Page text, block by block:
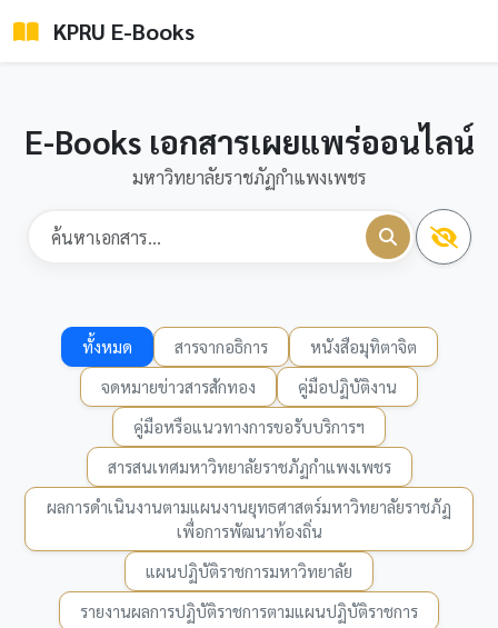
KPRU E-Books
E-Books เอกสารเผยแพร่ออนไลน์
มหาวิทยาลัยราชภัฏกำแพงเพชร
ทั้งหมด สารจากอธิการ
หนังสือมุทิตาจิต
จดหมายข่าวสารสักทอง
คู่มือปฏิบัติงาน
คู่มือหรือแนวทางการขอรับบริการฯ
สารสนเทศมหาวิทยาลัยราชภัฏกำแพงเพชร
ผลการดำเนินงานตามแผนงานยุทธศาสตร์มหาวิทยาลัยราชภัฏ
เพื่อการพัฒนาท้องถิ่น
แผนปฏิบัติราชการมหาวิทยาลัย
รายงานผลการปฏิบัติราชการตามแผนปฏิบัติราชการ